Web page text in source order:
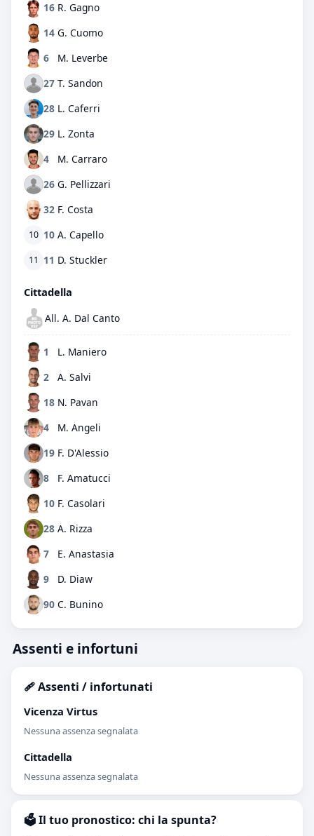
16 R. Gagno
14 G. Cuomo
6
M. Leverbe
27 T. Sandon
28 L. Caferri
29 L. Zonta
4
M. Carraro
26 G. Pellizzari
32 F. Costa
10 10 A. Capello
11 11 D. Stuckler
Cittadella
All. A. Dal Canto
1
L. Maniero
2
A. Salvi
18 N. Pavan
4
M. Angeli
19 F. D'Alessio
8
F. Amatucci
10 F. Casolari
28 A. Rizza
7
E. Anastasia
9
D. Diaw
90 C. Bunino
Assenti e infortuni
🩹 Assenti / infortunati
Vicenza Virtus
Nessuna assenza segnalata
Cittadella
Nessuna assenza segnalata
🗳️ Il tuo pronostico: chi la spunta?